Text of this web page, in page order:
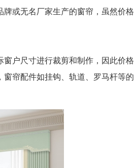
或无名厂家生产的窗帘，虽然价格
户尺寸进行裁剪和制作，因此价格
帘配件如挂钩、轨道、罗马杆等的